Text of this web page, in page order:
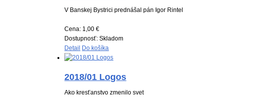
V Banskej Bystrici prednášal pán Igor Rintel
Cena: 1,00 €
Dostupnosť:Skladom
Detail Do košíka
2018/01 Logos
Ako kresťanstvo zmenilo svet